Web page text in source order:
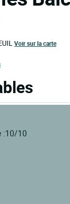
Voir sur la carte
:10/10